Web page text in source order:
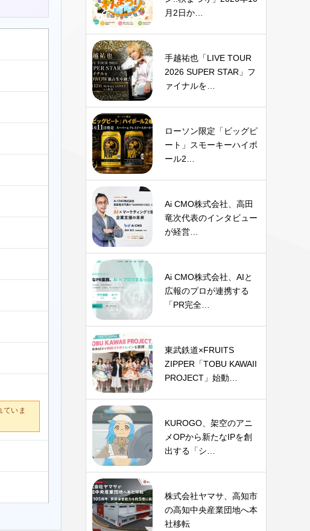
いま
月2日か…
手越祐也「LIVE TOUR
2026 SUPER STAR」フ
ァイナルを…
ローソン限定「ビッグピ
ート」スモーキーハイボ
ール2…
Ai CMO株式会社、高田
竜次代表のインタビュー
が経営…
Ai CMO株式会社、AIと
広報のプロが連携する
「PR完全…
東武鉄道×FRUITS
ZIPPER「TOBU KAWAII
PROJECT」始動…
KUROGO、架空のアニ
メOPから新たなIPを創
出する「シ…
株式会社ヤマサ、高知市
の高知中央産業団地へ本
社移転